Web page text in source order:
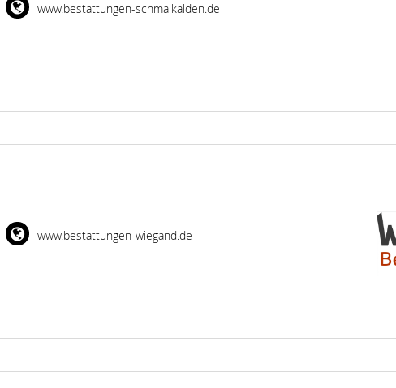
www.bestattungen-schmalkalden.de
www.bestattungen-wiegand.de